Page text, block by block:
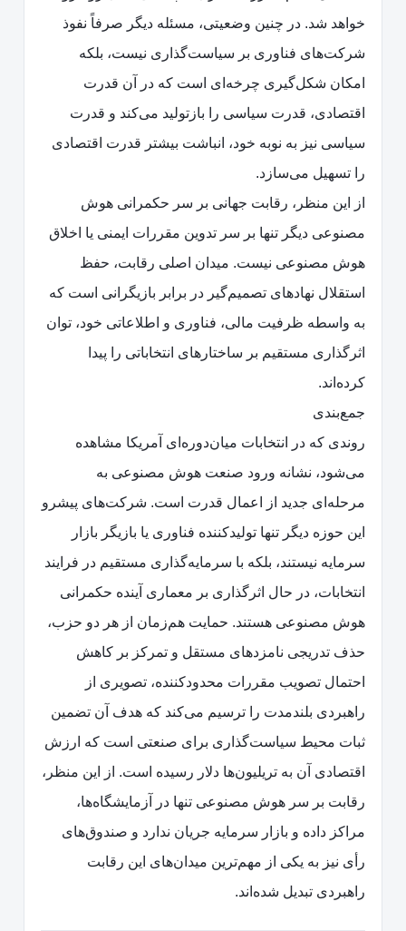
خواهد شد. در چنین وضعیتی، مسئله دیگر صرفاً نفوذ
شرکت‌های فناوری بر سیاست‌گذاری نیست، بلکه
امکان شکل‌گیری چرخه‌ای است که در آن قدرت
اقتصادی، قدرت سیاسی را بازتولید می‌کند و قدرت
سیاسی نیز به نوبه خود، انباشت بیشتر قدرت اقتصادی
را تسهیل می‌سازد.
از این منظر، رقابت جهانی بر سر حکمرانی هوش
مصنوعی دیگر تنها بر سر تدوین مقررات ایمنی یا اخلاق
هوش مصنوعی نیست. میدان اصلی رقابت، حفظ
استقلال نهادهای تصمیم‌گیر در برابر بازیگرانی است که
به واسطه ظرفیت مالی، فناوری و اطلاعاتی خود، توان
اثرگذاری مستقیم بر ساختارهای انتخاباتی را پیدا
کرده‌اند.
جمع‌بندی
روندی که در انتخابات میان‌دوره‌ای آمریکا مشاهده
می‌شود، نشانه ورود صنعت هوش مصنوعی به
مرحله‌ای جدید از اعمال قدرت است. شرکت‌های پیشرو
این حوزه دیگر تنها تولیدکننده فناوری یا بازیگر بازار
سرمایه نیستند، بلکه با سرمایه‌گذاری مستقیم در فرایند
انتخابات، در حال اثرگذاری بر معماری آینده حکمرانی
هوش مصنوعی هستند. حمایت هم‌زمان از هر دو حزب،
حذف تدریجی نامزدهای مستقل و تمرکز بر کاهش
احتمال تصویب مقررات محدودکننده، تصویری از
راهبردی بلندمدت را ترسیم می‌کند که هدف آن تضمین
ثبات محیط سیاست‌گذاری برای صنعتی است که ارزش
اقتصادی آن به تریلیون‌ها دلار رسیده است. از این منظر،
رقابت بر سر هوش مصنوعی تنها در آزمایشگاه‌ها،
مراکز داده و بازار سرمایه جریان ندارد و صندوق‌های
رأی نیز به یکی از مهم‌ترین میدان‌های این رقابت
راهبردی تبدیل شده‌اند.